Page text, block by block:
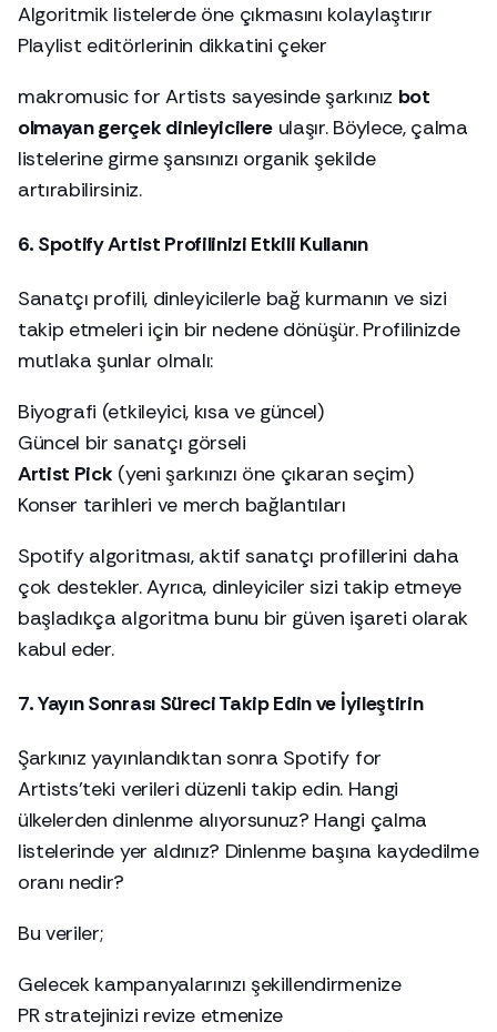
Algoritmik listelerde öne çıkmasını kolaylaştırır
Playlist editörlerinin dikkatini çeker
makromusic for Artists sayesinde şarkınız bot
olmayan gerçek dinleyicilere ulaşır. Böylece, çalma
listelerine girme şansınızı organik şekilde
artırabilirsiniz.
6. Spotify Artist Profilinizi Etkili Kullanın
Sanatçı profili, dinleyicilerle bağ kurmanın ve sizi
takip etmeleri için bir nedene dönüşür. Profilinizde
mutlaka şunlar olmalı:
Biyografi (etkileyici, kısa ve güncel)
Güncel bir sanatçı görseli
Artist Pick (yeni şarkınızı öne çıkaran seçim)
Konser tarihleri ve merch bağlantıları
Spotify algoritması, aktif sanatçı profillerini daha
çok destekler. Ayrıca, dinleyiciler sizi takip etmeye
başladıkça algoritma bunu bir güven işareti olarak
kabul eder.
7. Yayın Sonrası Süreci Takip Edin ve İyileştirin
Şarkınız yayınlandıktan sonra Spotify for
Artists’teki verileri düzenli takip edin. Hangi
ülkelerden dinlenme alıyorsunuz? Hangi çalma
listelerinde yer aldınız? Dinlenme başına kaydedilme
oranı nedir?
Bu veriler;
Gelecek kampanyalarınızı şekillendirmenize
PR stratejinizi revize etmenize